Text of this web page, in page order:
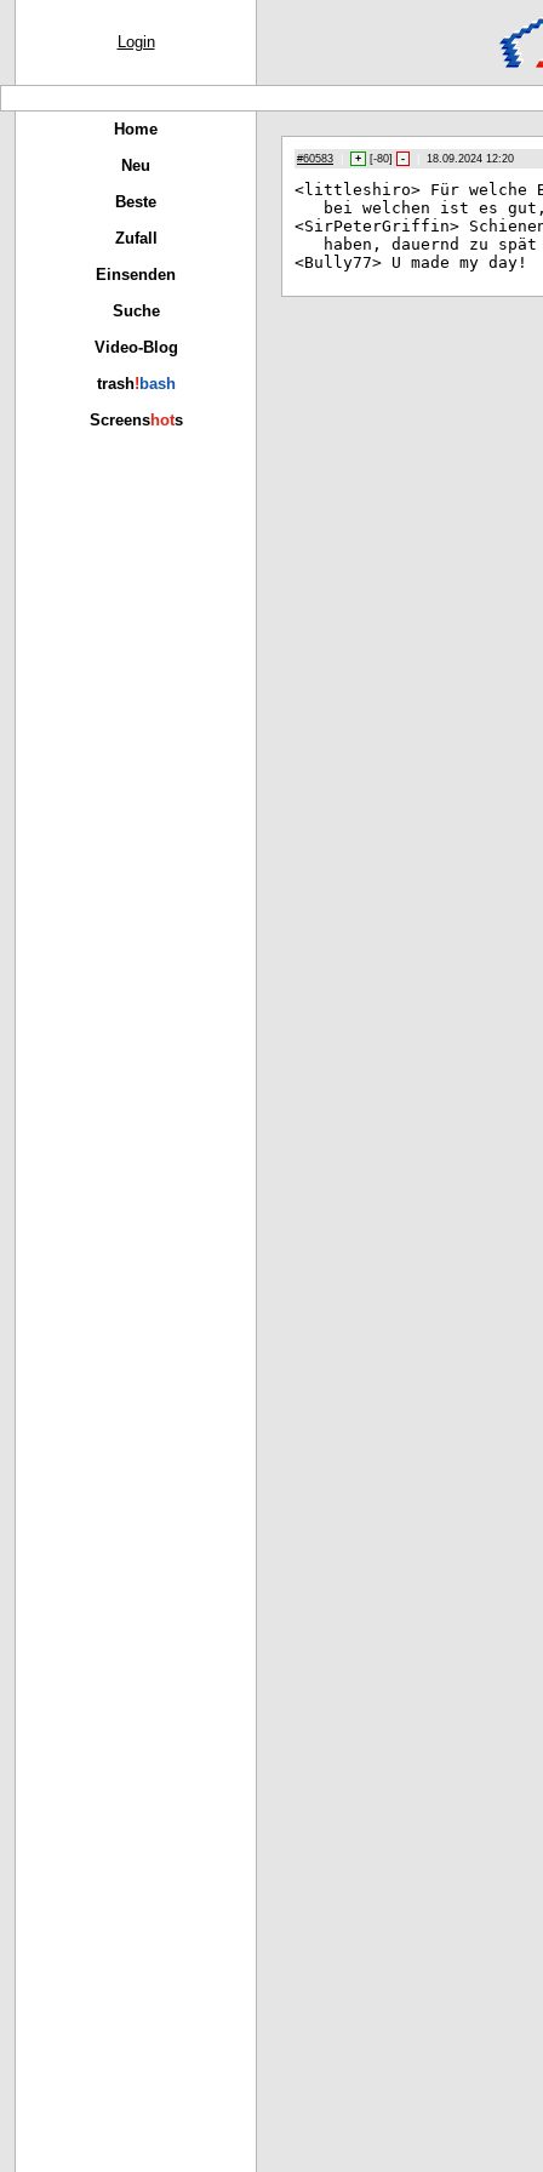
Login
Home
Neu
Beste
Zufall
Einsenden
Suche
Video-Blog
trash! bash
Screenshots
#60583 + [-80] - 18.09.2024 12:20
<littleshiro> Für welche
bei welchen ist es
<Si rPeterGriffin>
haben, dauernd zu
<Bu lly77> U made my day!